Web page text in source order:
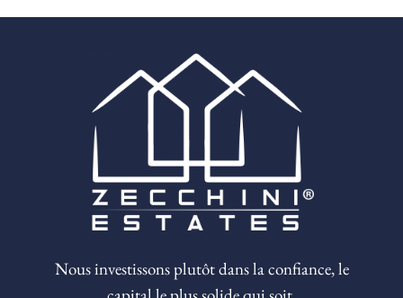
Nous investissons plutôt dans la confiance, le